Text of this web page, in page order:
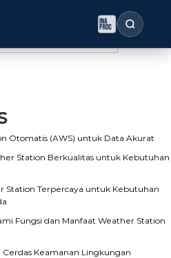
Search
Otomatis (AWS) untuk Data Akurat
Station Berkualitas untuk Kebutuhan
Station Terpercaya untuk Kebutuhan
Fungsi dan Manfaat Weather Station
Cerdas Keamanan Lingkungan